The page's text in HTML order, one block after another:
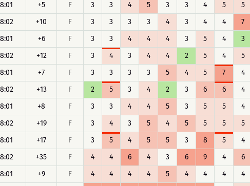
+5 F 3 3 4 5 3 3 4 5 5
+10 F 3 3 3 3 4 3 4 4 7
+6 F 3 3 4 4 4 3 5 4 3
+12 F 3 4 3 4 4 2 5 4 5
+7 F 3 3 3 3 5 4 5 7 4
+13 F 2 5 3 4 2 3 6 6 4
+8 F 3 3 4 4 5 3 5 5 4
+19 F 3 4 3 5 4 5 5 5 5
+17 F 3 5 4 5 5 3 8 5 4
+35 F 4 4 6 4 3 6 9 4 6
+9 F 4 4 4 4 5 4 4 4 4